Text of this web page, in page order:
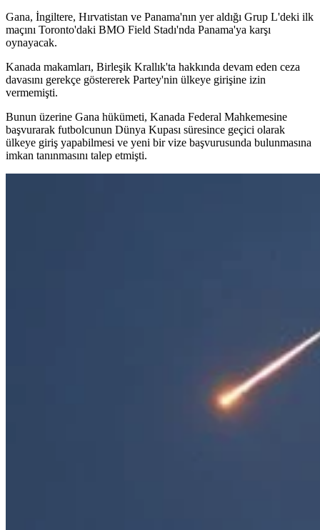
Gana, İngiltere, Hırvatistan ve Panama'nın yer aldığı Grup L'deki ilk
maçını Toronto'daki BMO Field Stadı'nda Panama'ya karşı
oynayacak.
Kanada makamları, Birleşik Krallık'ta hakkında devam eden ceza
davasını gerekçe göstererek Partey'nin ülkeye girişine izin
vermemişti.
Bunun üzerine Gana hükümeti, Kanada Federal Mahkemesine
başvurarak futbolcunun Dünya Kupası süresince geçici olarak
ülkeye giriş yapabilmesi ve yeni bir vize başvurusunda bulunmasına
imkan tanınmasını talep etmişti.